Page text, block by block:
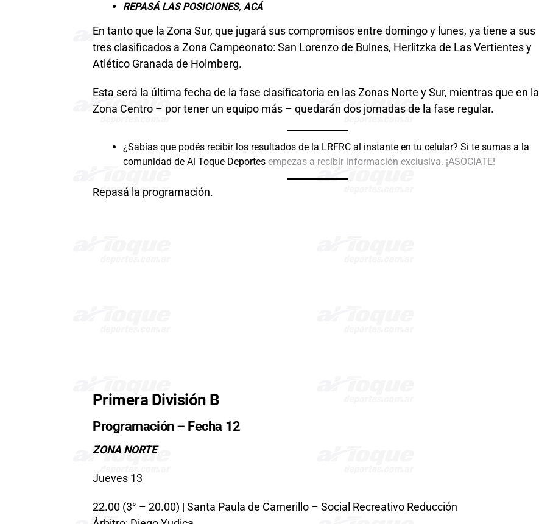
REPASÁ LAS POSICIONES, ACÁ
En tanto que la Zona Sur, que jugará sus compromisos entre domingo y lunes, ya tiene a sus
tres clasificados a Zona Campeonato: San Lorenzo de Bulnes, Herlitzka de Las Vertientes y
Atlético Granada de Holmberg.
Esta será la última fecha de la fase clasificatoria en las Zonas Norte y Sur, mientras que en la
Zona Centro – por tener un equipo más – quedarán dos jornadas de la fase regular.
¿Sabías que podés recibir los resultados de la LRFRC al instante en tu celular? Si te sumas a la
comunidad de Al Toque Deportes empezas a recibir información exclusiva. ¡ASOCIATE!
Repasá la programación.
Primera División B
Programación – Fecha 12
ZONA NORTE
Jueves 13
22.00 (3° – 20.00) | Santa Paula de Carnerillo – Social Recreativo Reducción